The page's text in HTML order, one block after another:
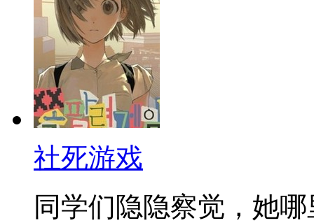
社死游戏
同学们隐隐察觉，她哪